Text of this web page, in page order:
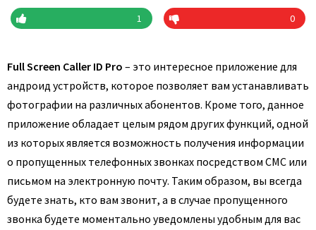
1 0
Full Screen Caller ID Pro – это интересное приложение для
андроид устройств, которое позволяет вам устанавливать
фотографии на различных абонентов. Кроме того, данное
приложение обладает целым рядом других функций, одной
из которых является возможность получения информации
о пропущенных телефонных звонках посредством СМС или
письмом на электронную почту. Таким образом, вы всегда
будете знать, кто вам звонит, а в случае пропущенного
звонка будете моментально уведомлены удобным для вас